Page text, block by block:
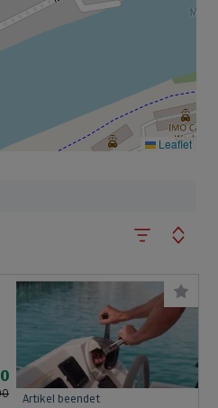
Leaflet
Artikel beendet